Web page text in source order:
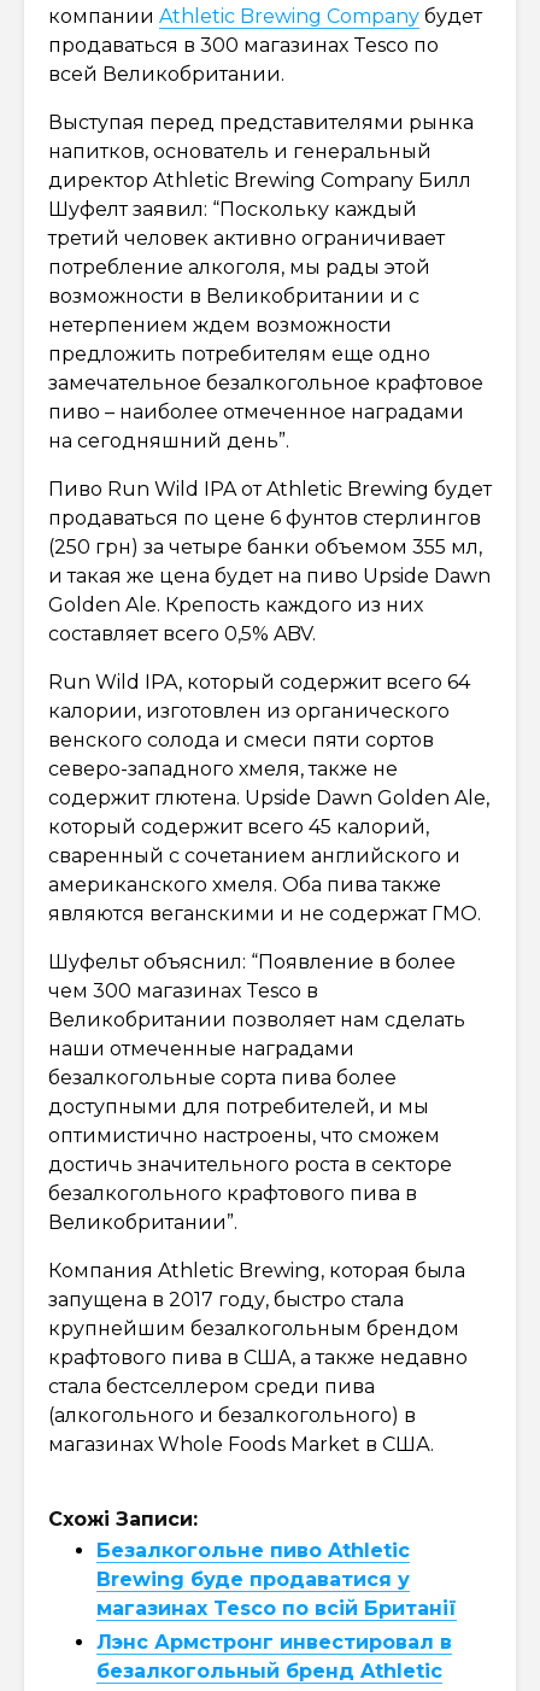
компании Athletic Brewing Company будет
продаваться в 300 магазинах Tesco по
всей Великобритании.
Выступая перед представителями рынка
напитков, основатель и генеральный
директор Athletic Brewing Company Билл
Шуфелт заявил: “Поскольку каждый
третий человек активно ограничивает
потребление алкоголя, мы рады этой
возможности в Великобритании и с
нетерпением ждем возможности
предложить потребителям еще одно
замечательное безалкогольное крафтовое
пиво – наиболее отмеченное наградами
на сегодняшний день”.
Пиво Run Wild IPA от Athletic Brewing будет
продаваться по цене 6 фунтов стерлингов
(250 грн) за четыре банки объемом 355 мл,
и такая же цена будет на пиво Upside Dawn
Golden Ale. Крепость каждого из них
составляет всего 0,5% ABV.
Run Wild IPA, который содержит всего 64
калории, изготовлен из органического
венского солода и смеси пяти сортов
северо-западного хмеля, также не
содержит глютена. Upside Dawn Golden Ale,
который содержит всего 45 калорий,
сваренный с сочетанием английского и
американского хмеля. Оба пива также
являются веганскими и не содержат ГМО.
Шуфельт объяснил: “Появление в более
чем 300 магазинах Tesco в
Великобритании позволяет нам сделать
наши отмеченные наградами
безалкогольные сорта пива более
доступными для потребителей, и мы
оптимистично настроены, что сможем
достичь значительного роста в секторе
безалкогольного крафтового пива в
Великобритании”.
Компания Athletic Brewing, которая была
запущена в 2017 году, быстро стала
крупнейшим безалкогольным брендом
крафтового пива в США, а также недавно
стала бестселлером среди пива
(алкогольного и безалкогольного) в
магазинах Whole Foods Market в США.
Схожі Записи:
Безалкогольне пиво Athletic
Brewing буде продаватися у
магазинах Tesco по всій Британії
Лэнс Армстронг инвестировал в
безалкогольный бренд Athletic